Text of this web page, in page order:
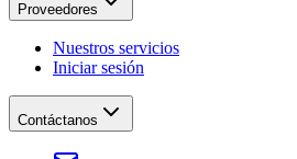
Proveedores
Nuestros servicios
Iniciar sesión
Contáctanos